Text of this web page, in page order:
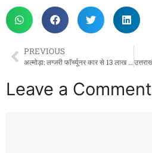
PREVIOUS
अल्मोड़ा: लग्जरी फॉर्च्यूनर कार से 13 लाख का गांजा बरामद, 2 गिरफ्तार
Leave a Comment